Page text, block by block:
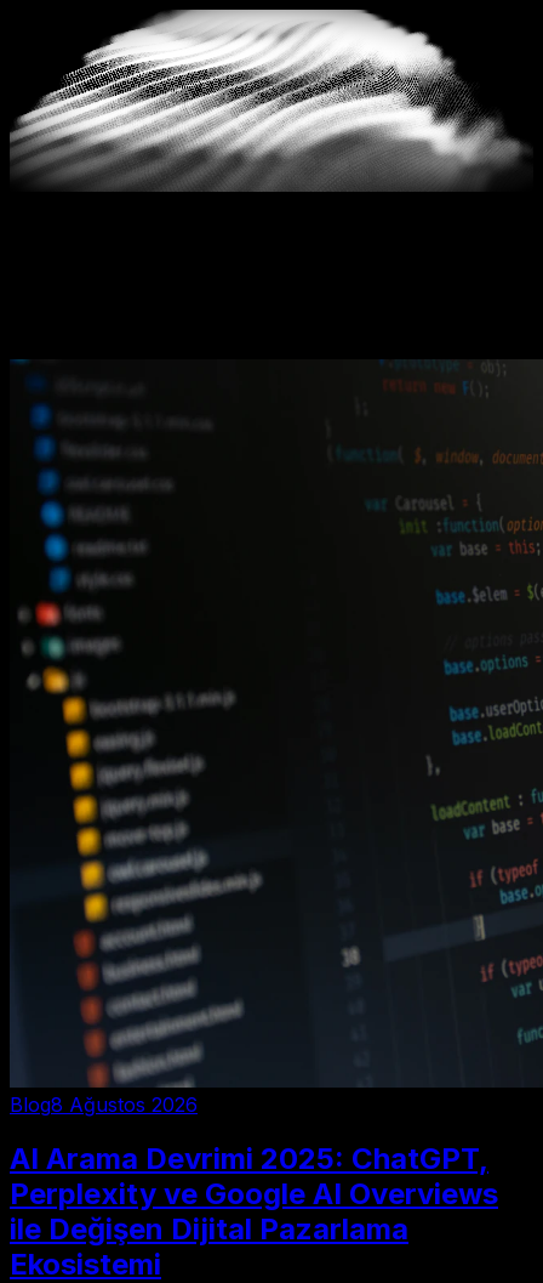
Blog8 Ağustos 2026
AI Arama Devrimi 2025: ChatGPT,
Perplexity ve Google AI Overviews
ile Değişen Dijital Pazarlama
Ekosistemi